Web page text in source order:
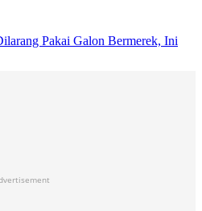
Pakai Galon Bermerek, Ini